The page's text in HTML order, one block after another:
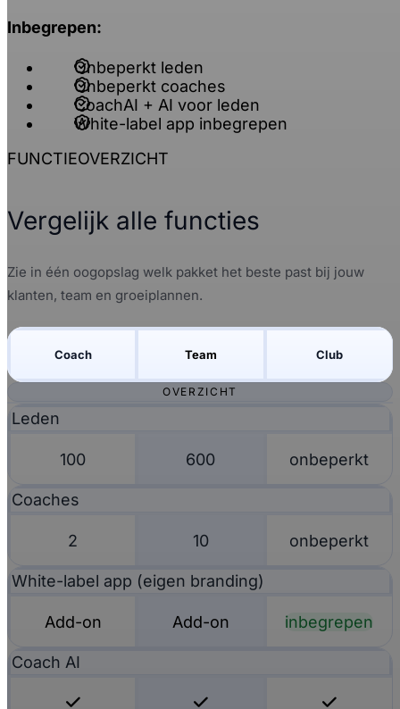
Inbegrepen:
Onbeperkt leden
Onbeperkt coaches
CoachAI + AI voor leden
White-label app inbegrepen
FUNCTIEOVERZICHT
Vergelijk alle functies
Zie in één oogopslag welk pakket het beste past bij jouw
klanten, team en groeiplannen.
Coach Team Club
OVERZICHT
Leden
100 600 onbeperkt
Coaches
2 10 onbeperkt
White-label app (eigen branding)
Add-on Add-on inbegrepen
Coach AI